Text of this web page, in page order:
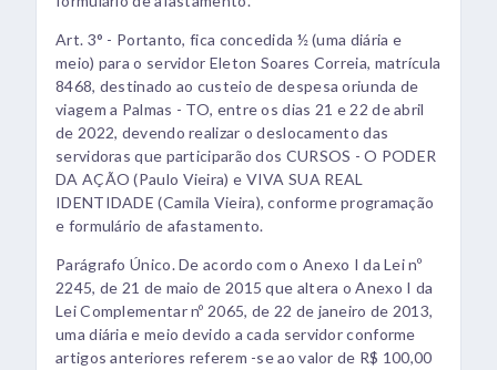
Art. 3° - Portanto, fica concedida ½ (uma diária e
meio) para o servidor Eleton Soares Correia, matrícula
8468, destinado ao custeio de despesa oriunda de
viagem a Palmas - TO, entre os dias 21 e 22 de abril
de 2022, devendo realizar o deslocamento das
servidoras que participarão dos CURSOS - O PODER
DA AÇÃO (Paulo Vieira) e VIVA SUA REAL
IDENTIDADE (Camila Vieira), conforme programação
e formulário de afastamento.
Parágrafo Único. De acordo com o Anexo I da Lei nº
2245, de 21 de maio de 2015 que altera o Anexo I da
Lei Complementar nº 2065, de 22 de janeiro de 2013,
uma diária e meio devido a cada servidor conforme
artigos anteriores referem -se ao valor de R$ 100,00